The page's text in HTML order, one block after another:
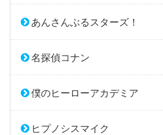
あんさんぶるスターズ！
名探偵コナン
僕のヒーローアカデミア
ヒプノシスマイク